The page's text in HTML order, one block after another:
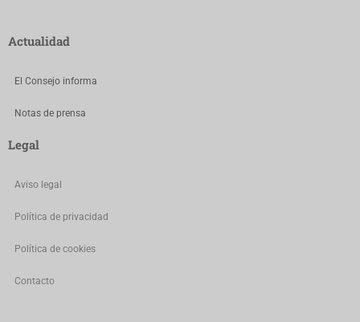
Actualidad
El Consejo informa
Notas de prensa
Legal
Aviso legal
Política de privacidad
Política de cookies
Contacto